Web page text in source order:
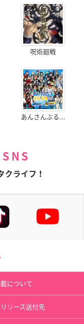
呪術廻戦
あんさんぶる...
クライフ！
について
リース送付先